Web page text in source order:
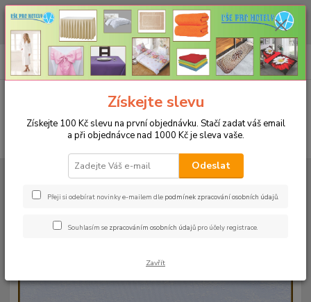
CHCETE NAKOUPIT VĚTŠÍ MNOŽSTVÍ NAŠICH PRODUKTŮ ZA LEPŠÍ
CENU? Klikněte ZDE
CZK
+420 773 794 023
Pondělí-pátek 9-16 hodin
0ks
za0 Kč
UBRUSY
Slavnostní ubrusy 1333 s vodoodpudivou úpravou
Ubrus vzor 1333 100x100cm -
Získejte slevu
Získejte 100 Kč slevu na první objednávku. Stačí zadat váš email
a při objednávce nad 1000 Kč je sleva vaše.
Odeslat
Přeji si odebírat novinky e-mailem dle podmínek zpracování osobních údajů.
Souhlasím se zpracováním osobních údajů pro účely registrace.
Zavřít